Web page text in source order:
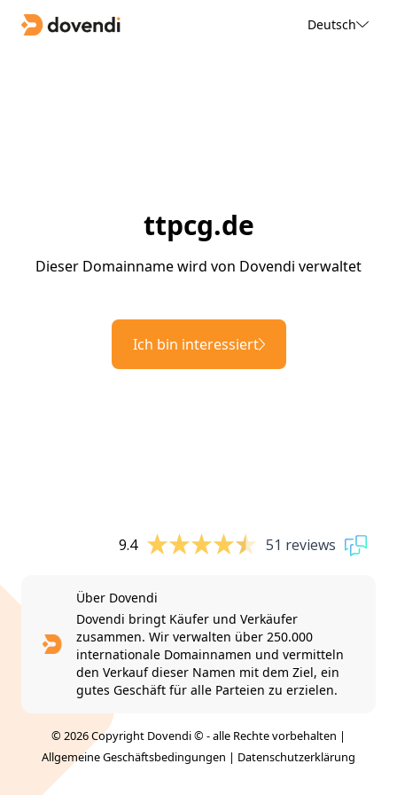
Deutsch
ttpcg.de
Dieser Domainname wird von Dovendi verwaltet
Ich bin interessiert
9.4 51 reviews
Über Dovendi
Dovendi bringt Käufer und Verkäufer
zusammen. Wir verwalten über 250.000
internationale Domainnamen und vermitteln
den Verkauf dieser Namen mit dem Ziel, ein
gutes Geschäft für alle Parteien zu erzielen.
© 2026 Copyright Dovendi © - alle Rechte vorbehalten |
Allgemeine Geschäftsbedingungen | Datenschutzerklärung